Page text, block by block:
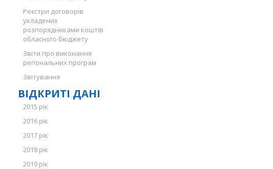
Реєстри договорів
укладених
розпорядниками коштів
обласного бюджету
Звіти про виконання
регіональних програм
Звітування
ВІДКРИТІ ДАНІ
2015 рік
2016 рік
2017 рік
2018 рік
2019 рік